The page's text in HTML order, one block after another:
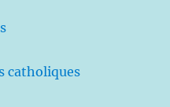
catholiques